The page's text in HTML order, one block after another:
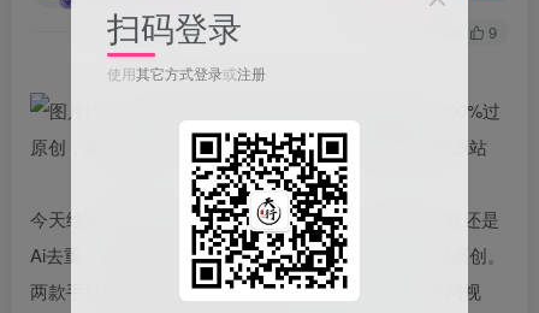
9
今天给大家带来两款一键去重的手机软件，其中有一款还是
Ai去重，搭配使用可以实现三度去重，真正的100%过原创。
两款手机软件操作简单，安装方便，还集合了下载全网视
扫码登录
使用其它方式登录或注册